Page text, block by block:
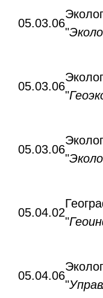
05.03.06
"
05.03.06
"
05.03.06
"
05.04.02
"
05.04.06
"